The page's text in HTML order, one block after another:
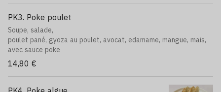
51. Brochettes boeuf 2 pcs,
52. Brochettes gambas 2pcs,
53. California tempura crevette 6pcs,
61. Neige saumon avocat 6pcs,
63. Maki de l'automne 6pcs,
64. Avocat crevette
PK3. Poke poulet
Soupe, salade,
poulet pané, gyoza au poulet, avocat, edamame, mangue, mais,
avec sauce poke
14,80 €